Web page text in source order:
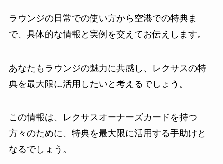
ラウンジの日常での使い方から空港での特典ま
で、具体的な情報と実例を交えてお伝えします。
あなたもラウンジの魅力に共感し、レクサスの特
典を最大限に活用したいと考えるでしょう。
この情報は、レクサスオーナーズカードを持つ
方々のために、特典を最大限に活用する手助けと
なるでしょう。